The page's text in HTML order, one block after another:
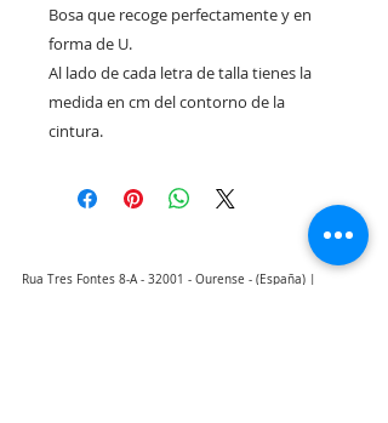
Bosa que recoge perfectamente y en
forma de U.
Al lado de cada letra de talla tienes la
medida en cm del contorno de la
cintura.
Rua Tres Fontes 8-A - 32001 - Ourense - (España) |